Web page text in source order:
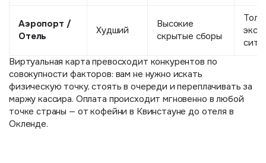
Аэропорт /
Отель
Худший
Высокие
скрытые сборы
Виртуальная карта превосходит конкурентов по
совокупности факторов: вам не нужно искать
физическую точку, стоять в очереди и переплачивать за
маржу кассира. Оплата происходит мгновенно в любой
точке страны — от кофейни в Квинстауне до отеля в
Окленде.